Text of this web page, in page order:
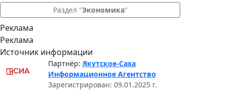
Раздел "Экономика"
Реклама
Реклама
Источник информации
Партнёр: Якутское-Саха
Информационное Агентство
Зарегистрирован: 09.01.2025 г.